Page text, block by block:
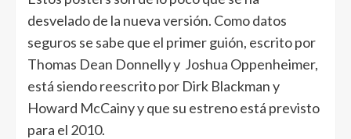
desvelado de la nueva versión. Como datos
seguros se sabe que el primer guión, escrito por
Thomas Dean Donnelly y Joshua Oppenheimer,
está siendo reescrito por Dirk Blackman y
Howard McCainy y que su estreno está previsto
para el 2010.